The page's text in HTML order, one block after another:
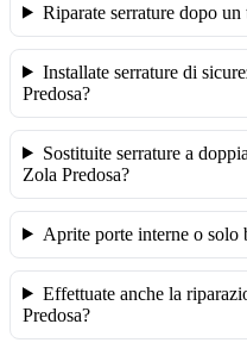
Riparate serrature dopo
Installate serrature di
Predosa?
Sostituite serrature a
Zola Predosa?
Aprite porte interne o solo
Effettuate anche la
Predosa?